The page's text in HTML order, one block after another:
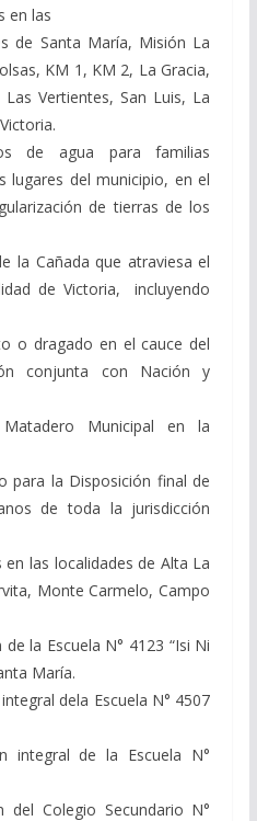
en las
de Santa María, Misión La
KM 1, KM 2, La Gracia,
Vertientes, San Luis, La
de agua para familias
lugares del municipio, en el
de tierras de los
la Cañada que atraviesa el
de Victoria, incluyendo
o dragado en el cauce del
conjunta con Nación y
Municipal en la
para la Disposición final de
de toda la jurisdicción
las localidades de Alta La
Monte Carmelo, Campo
la Escuela N° 4123 “Isi Ni
María.
dela Escuela N° 4507
integral de la Escuela N°
del Colegio Secundario N°